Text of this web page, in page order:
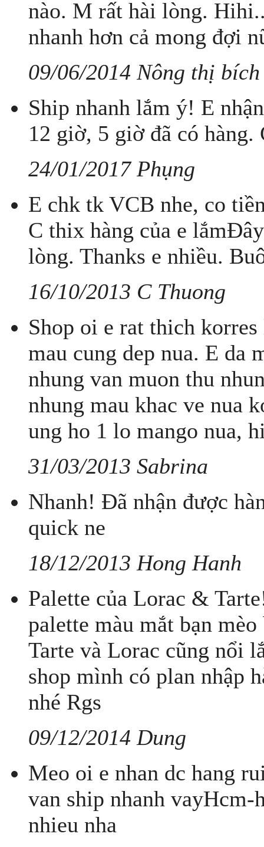
nào. M rất hài lòng.
nhanh hơn cả mong đợi
09/06/2014 Nông thị bích
Ship nhanh lắm ý! E
12 giờ, 5 giờ đã có hàng.
24/01/2017 Phụng
E chk tk VCB nhe, co
C thix hàng của e
lòng. Thanks e nhiều.
16/10/2013 C Thuong
Shop oi e rat thich
mau cung dep nua. E da
nhung van muon thu
nhung mau khac ve nua
ung ho 1 lo mango nua,
31/03/2013 Sabrina
Nhanh! Đã nhận được
quick ne
18/12/2013 Hong Hanh
Palette của Lorac &
palette màu mắt bạn
Tarte và Lorac cũng nổi
shop mình có plan nhập
nhé Rgs
09/12/2014 Dung
Meo oi e nhan dc hang
van ship nhanh vayHcm-
nhieu nha